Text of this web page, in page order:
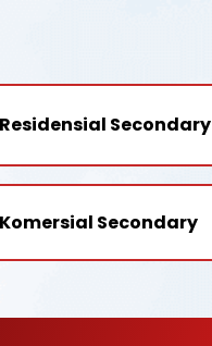
Residensial Secondary
Komersial Secondary